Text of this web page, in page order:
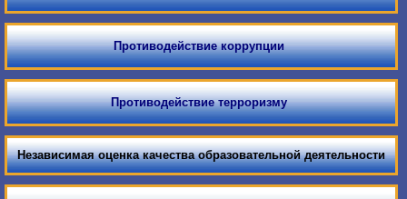
Противодействие коррупции
Противодействие терроризму
Независимая оценка качества образовательной деятельности